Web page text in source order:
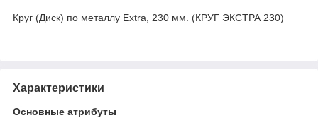
Круг (Диск) по металлу Extra, 230 мм. (КРУГ ЭКСТРА 230)
Характеристики
Основные атрибуты